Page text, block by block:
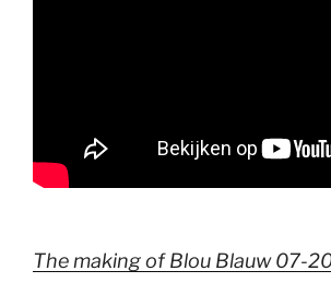
The making of Blou Blauw 07-